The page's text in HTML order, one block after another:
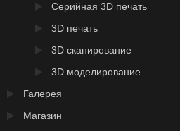
Серийная 3D печать
3D печать
3D сканирование
3D моделирование
Галерея
Магазин